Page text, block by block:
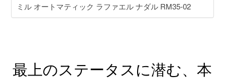
ミル オートマティック ラファエル ナダル RM35-02
最上のステータスに潜む、本